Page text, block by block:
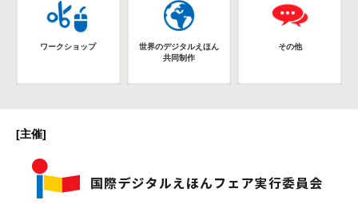
ワークショップ
世界のデジタルえほん
共同制作
その他
[主催]